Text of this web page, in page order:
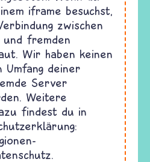
iframe besuchst,
zwischen
und fremden
Wir haben keinen
deiner
Server
Weitere
findest du in
.